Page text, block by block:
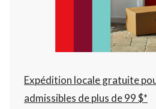
à
22:00
pour
Expédition locale gratuite
admissibles de plus de 99 $*